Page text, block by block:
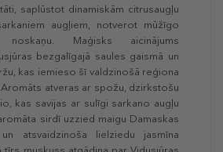
saplūstot dinamiskām citrusaugļu
augļiem, notverot mūžīgo
Maģisks aicinājums
bezgalīgajā saules gaismā un
kas iemieso šī valdzinošā reģiona
atveras ar spožu, dzirkstošu
kas savijas ar sulīgi sarkano augļu
sirdī uzzied maigu Damaskas
atsvaidzinoša lielziedu jasmīna